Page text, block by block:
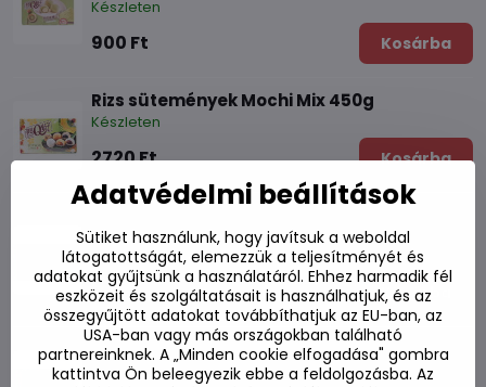
Készleten
900 Ft Kosárba
Rizs sütemények Mochi Mix 450g
Készleten
2720 Ft Kosárba
Készleten
900 Ft Kosárba
Rizs sütemény Mochi mangó csokoládé 80g
Készleten
Adatvédelmi beállítások
Sütiket használunk, hogy javítsuk a weboldal
látogatottságát, elemezzük a teljesítményét és
adatokat gyűjtsünk a használatáról. Ehhez harmadik fél
eszközeit és szolgáltatásait is használhatjuk, és az
összegyűjtött adatokat továbbíthatjuk az EU-ban, az
USA-ban vagy más országokban található
partnereinknek. A „Minden cookie elfogadása" gombra
kattintva Ön beleegyezik ebbe a feldolgozásba. Az